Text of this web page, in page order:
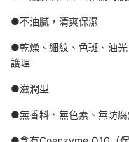
●不油膩，清爽保濕
●乾燥、細紋、色斑、油
護理
●滋潤型
●無香料、無色素、無防腐